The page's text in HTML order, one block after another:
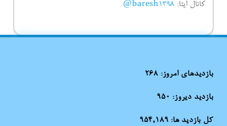
کانال ایتا: baresh1398@
بازدیدهای امروز:268
بازدید دیروز: 950
کل بازدید ها: 954,189